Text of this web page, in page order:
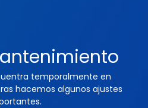
temporalmente en
hacemos algunos ajustes